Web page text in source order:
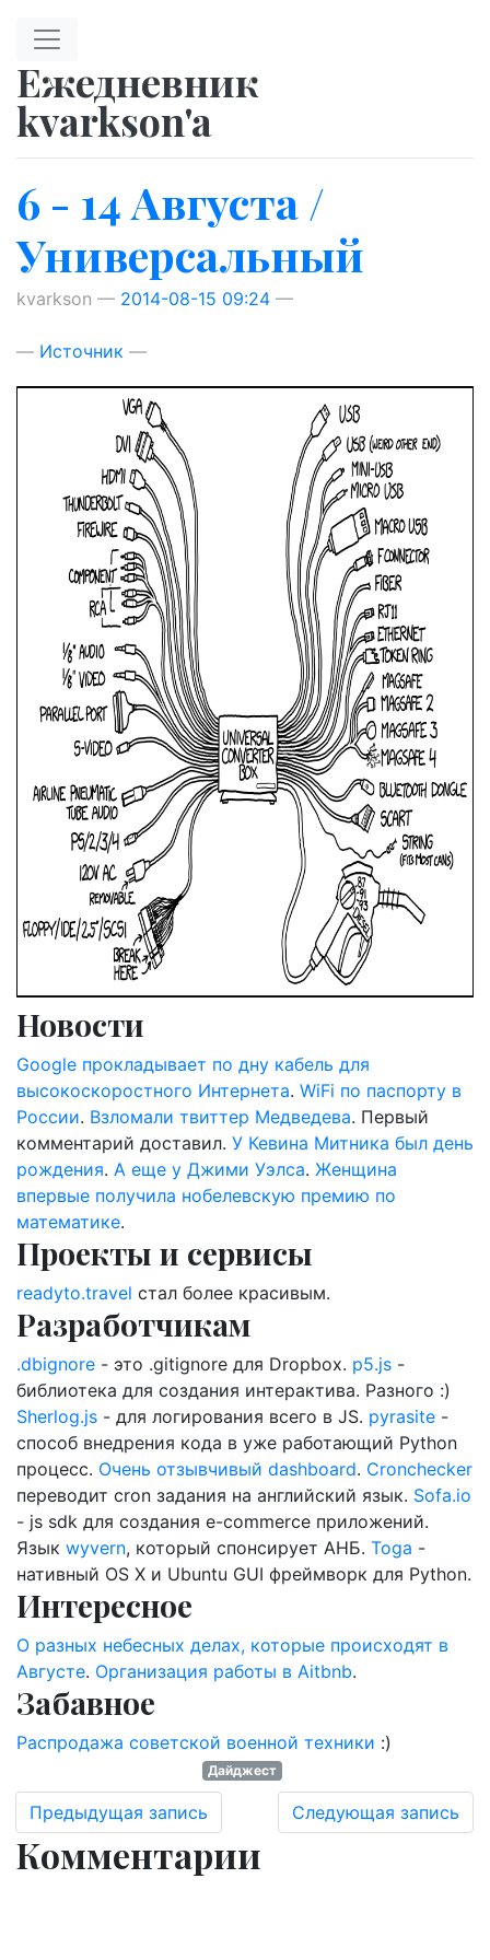
Ежедневник
kvarkson'a
6 - 14 Августа /
Универсальный
kvarkson 2014-08-15 09:24
Источник
Новости
Google прокладывает по дну кабель для
высокоскоростного Интернета. WiFi по паспорту в
России. Взломали твиттер Медведева. Первый
комментарий доставил. У Кевина Митника был день
рождения. А еще у Джими Уэлса. Женщина
впервые получила нобелевскую премию по
математике.
Проекты и сервисы
readyto.travel стал более красивым.
Разработчикам
.dbignore - это .gitignore для Dropbox. p5.js -
библиотека для создания интерактива. Разного :)
Sherlog.js - для логирования всего в JS. pyrasite -
способ внедрения кода в уже работающий Python
процесс. Очень отзывчивый dashboard. Cronchecker
переводит cron задания на английский язык. Sofa.io
- js sdk для создания e-commerce приложений.
Язык wyvern, который спонсирует АНБ. Toga -
нативный OS X и Ubuntu GUI фреймворк для Python.
Интересное
О разных небесных делах, которые происходят в
Августе. Организация работы в Aitbnb.
Забавное
Распродажа советской военной техники :)
Дайджест
Предыдущая запись Следующая запись
Комментарии